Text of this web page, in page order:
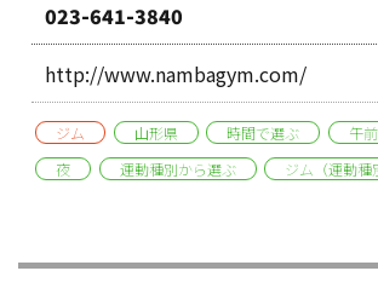
023-641-3840
http://www.nambagym.com/
ジム 山形県 時間で選ぶ 午前
夜
運動種別から選ぶ ジム（運動種